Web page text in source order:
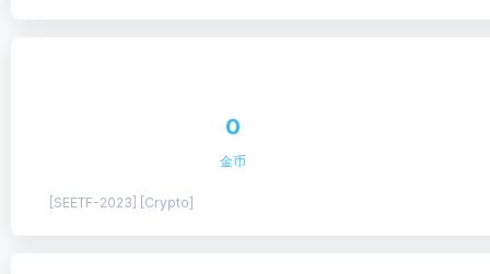
0
金币
[SEETF-2023] [Crypto]